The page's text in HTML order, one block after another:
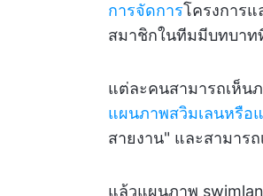
การจัดการโครงการแ
สมาชิกในทีมมีบทบาท
แต่ละคนสามารถเห็น
แผนภาพสวิมเลนหรือ
สายงาน" และสามารถ
แล้วแผนภาพ